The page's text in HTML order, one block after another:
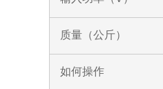
质量（公斤）
如何操作